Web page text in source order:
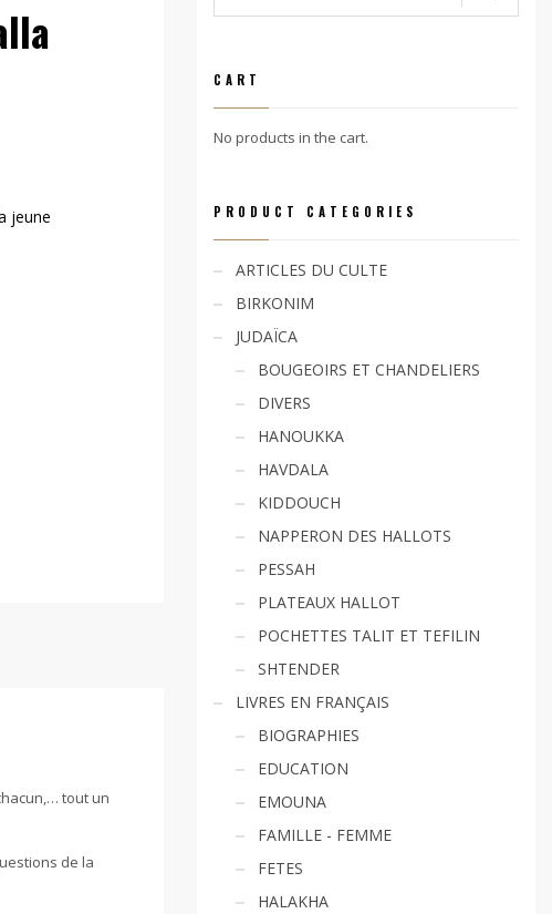
jeune
tout un
de la
CART
No products in the cart.
PRODUCT CATEGORIES
ARTICLES DU CULTE
BIRKONIM
JUDAÏCA
BOUGEOIRS ET CHANDELIERS
DIVERS
HANOUKKA
HAVDALA
KIDDOUCH
NAPPERON DES HALLOTS
PESSAH
PLATEAUX HALLOT
POCHETTES TALIT ET TEFILIN
SHTENDER
LIVRES EN FRANÇAIS
BIOGRAPHIES
EDUCATION
EMOUNA
FAMILLE - FEMME
FETES
HALAKHA